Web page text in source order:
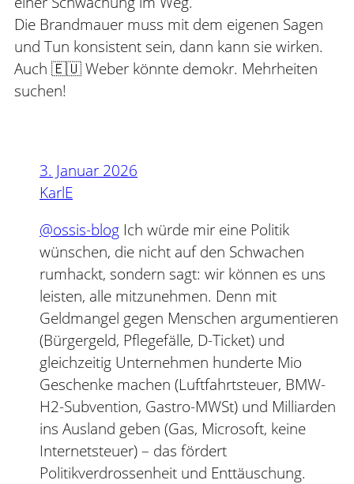
Die Brandmauer muss mit dem eigenen Sagen
und Tun konsistent sein, dann kann sie wirken.
Auch 🇪🇺 Weber könnte demokr. Mehrheiten
suchen!
3. Januar 2026
KarlE
@ossis-blog Ich würde mir eine Politik
wünschen, die nicht auf den Schwachen
rumhackt, sondern sagt: wir können es uns
leisten, alle mitzunehmen. Denn mit
Geldmangel gegen Menschen argumentieren
(Bürgergeld, Pflegefälle, D-Ticket) und
gleichzeitig Unternehmen hunderte Mio
Geschenke machen (Luftfahrtsteuer, BMW-
H2-Subvention, Gastro-MWSt) und Milliarden
ins Ausland geben (Gas, Microsoft, keine
Internetsteuer) – das fördert
Politikverdrossenheit und Enttäuschung.